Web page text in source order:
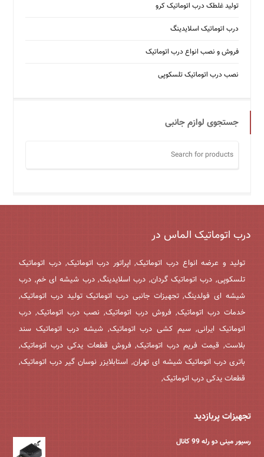
تولید غلطک درب اتوماتیک کرو
درب اتوماتیک اسلایدینگ
فروش و نصب انواع درب اتوماتیک
نصب درب اتوماتیک تلسکوپی
جستجوی لوازم جانبی
درب اتوماتیک الماس در
تولید و عرضه انواع درب اتوماتیک, اپراتور درب اتوماتیک, درب اتوماتیک
تلسکوپی, درب اتوماتیک گردان, درب اسلایدینگ, درب شیشه ای خم, درب
شیشه ای فولدینگ, تجهیزات جانبی درب اتوماتیک تولید درب اتوماتیک,
خدمات درب اتوماتیک, فروش درب اتوماتیک, نصب درب اتوماتیک, درب
اتوماتیک ایرانی, سیم کشی درب اتوماتیک, شیشه درب اتوماتیک سند
بلاست, قیمت فریم درب اتوماتیک, فروش قطعات یدکی درب اتوماتیک,
باتری درب اتوماتیک شیشه ای تهران, استابلایزر نوسان گیر درب اتوماتیک,
قطعات یدکی درب اتوماتیک,
تجهیزات پربازدید
رسیور مینی دو رله 99 کانال